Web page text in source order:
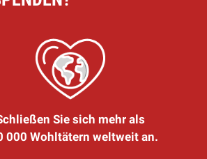
Sie sich mehr als
000 Wohltätern weltweit an.